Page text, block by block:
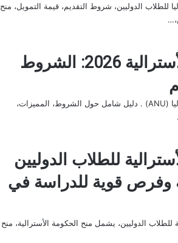
الدوليين، شروط التقديم، قيمة التمويل، منح
منحة الجامعة الوطنية الأسترالية 2026: الشروط
اكتشف تفاصيل منحة الجامعة الوطنية في أستراليا (ANU) . دليل شامل حول الشروط، المميزات،
للطلاب الدوليين
ممولة وفرص قوية للدراسة في